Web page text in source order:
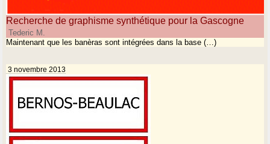
Recherche de graphisme synthétique pour la Gascogne
Tederic M.
Maintenant que les banèras sont intégrées dans la base (…)
3 novembre 2013